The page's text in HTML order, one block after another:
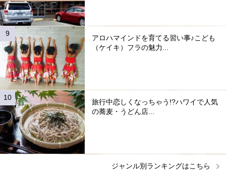
アロハマインドを育てる習い事♪こども
（ケイキ）フラの魅力...
旅行中恋しくなっちゃう!?ハワイで人気
の蕎麦・うどん店...
ジャンル別ランキングはこちら